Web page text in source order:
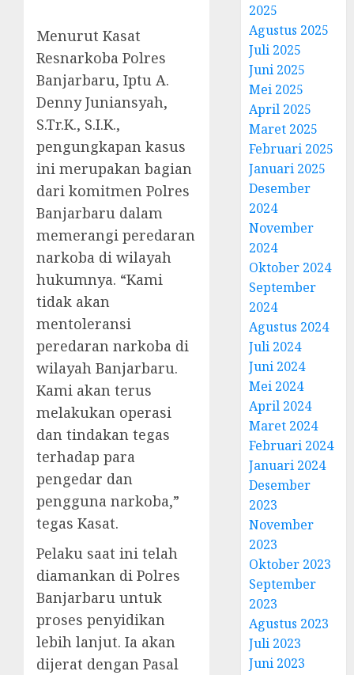
Menurut Kasat
Resnarkoba Polres
Banjarbaru, Iptu A.
Denny Juniansyah,
S.Tr.K., S.I.K.,
pengungkapan kasus
ini merupakan bagian
dari komitmen Polres
Banjarbaru dalam
memerangi peredaran
narkoba di wilayah
hukumnya. “Kami
tidak akan
mentoleransi
peredaran narkoba di
wilayah Banjarbaru.
Kami akan terus
melakukan operasi
dan tindakan tegas
terhadap para
pengedar dan
pengguna narkoba,”
tegas Kasat.
Pelaku saat ini telah
diamankan di Polres
Banjarbaru untuk
proses penyidikan
lebih lanjut. Ia akan
dijerat dengan Pasal
2025
Agustus 2025
Juli 2025
Juni 2025
Mei 2025
April 2025
Maret 2025
Februari 2025
Januari 2025
Desember
2024
November
2024
Oktober 2024
September
2024
Agustus 2024
Juli 2024
Juni 2024
Mei 2024
April 2024
Maret 2024
Februari 2024
Januari 2024
Desember
2023
November
2023
Oktober 2023
September
2023
Agustus 2023
Juli 2023
Juni 2023